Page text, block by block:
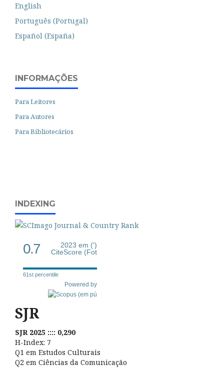
English
Português (Portugal)
Español (España)
INFORMAÇÕES
Para Leitores
Para Autores
Para Bibliotecários
INDEXING
0.7
2023 em (')
CiteScore (Fot
61st percentile
Powered by
SJR
SJR 2025 :::: 0,290
H-Index: 7
Q1 em Estudos Culturais
Q2 em Ciências da Comunicação